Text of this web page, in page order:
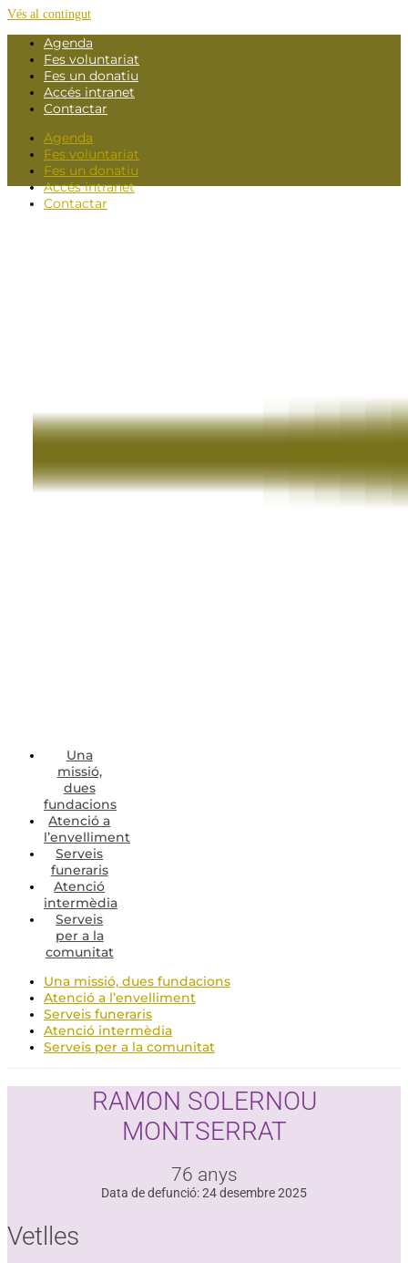
Vés al contingut
Agenda
Fes voluntariat
Fes un donatiu
Accés intranet
Contactar
Agenda
Fes voluntariat
Fes un donatiu
Accés intranet
Contactar
Una
missió,
dues
fundacions
Atenció a
l’envelliment
Serveis
funeraris
Atenció
intermèdia
Serveis
per a la
comunitat
Una missió, dues fundacions
Atenció a l’envelliment
Serveis funeraris
Atenció intermèdia
Serveis per a la comunitat
RAMON SOLERNOU
MONTSERRAT
76 anys
Data de defunció: 24 desembre 2025
Vetlles